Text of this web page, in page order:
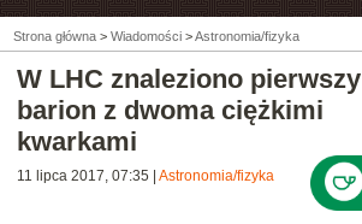
Strona główna > Wiadomości >Astronomia/fizyka
W LHC znaleziono pierwszy
barion z dwoma ciężkimi
kwarkami
11 lipca 2017, 07:35 Astronomia/fizyka